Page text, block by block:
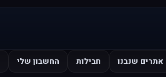
אתרים שנבנו חבילות החשבון שלי